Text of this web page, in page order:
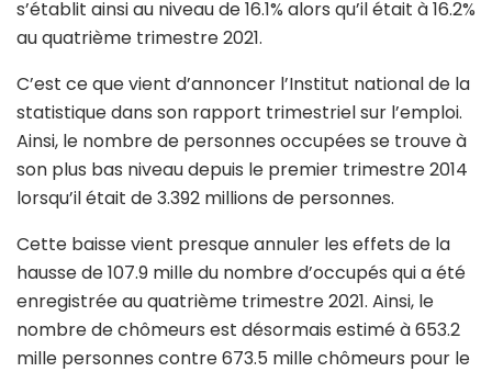
s’établit ainsi au niveau de 16.1% alors qu’il était à 16.2%
au quatrième trimestre 2021.
C’est ce que vient d’annoncer l’Institut national de la
statistique dans son rapport trimestriel sur l’emploi.
Ainsi, le nombre de personnes occupées se trouve à
son plus bas niveau depuis le premier trimestre 2014
lorsqu’il était de 3.392 millions de personnes.
Cette baisse vient presque annuler les effets de la
hausse de 107.9 mille du nombre d’occupés qui a été
enregistrée au quatrième trimestre 2021. Ainsi, le
nombre de chômeurs est désormais estimé à 653.2
mille personnes contre 673.5 mille chômeurs pour le